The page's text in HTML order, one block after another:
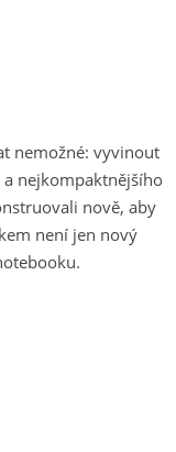
nemožné: vyvinout
nejkompaktnějšího
nově, aby
není jen nový